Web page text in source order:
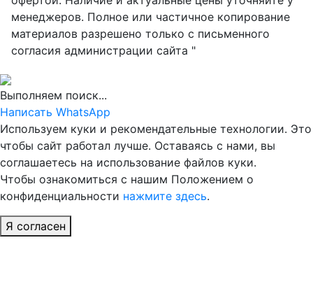
менеджеров. Полное или частичное копирование
материалов разрешено только с письменного
согласия администрации сайта "
Выполняем поиск...
Написать WhatsApp
Используем куки и рекомендательные технологии. Это
чтобы сайт работал лучше. Оставаясь с нами, вы
соглашаетесь на использование файлов куки.
Чтобы ознакомиться с нашим Положением о
конфиденциальности нажмите здесь.
Я согласен